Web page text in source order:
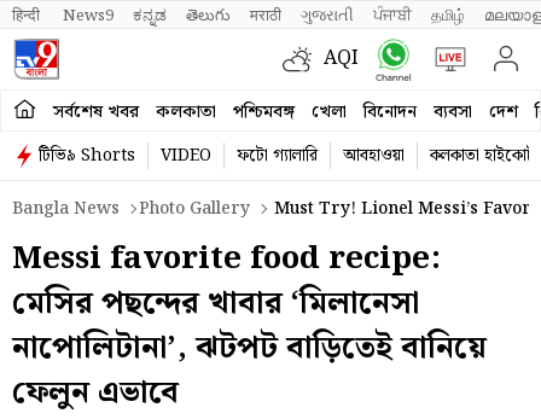
हिन्दी News9 ಕನ್ನಡ తెలుగు मराठी ગુજરાતી ਪੰਜਾਬੀ தமிழ்
AQI
সর্বশেষ খবর কলকাতা পশ্চিমবঙ্গ খেলা বিনোদন ব্যবসা দেশ
টিভি৯ Shorts VIDEO ফটো গ্যালারি আবহাওয়া
কলকাতা হাইকোর্ট
Bangla News
Photo Gallery Must Try! Lionel Messi’s
Messi favorite food recipe:
মেসির পছন্দের খাবার ‘মিলানেসা
নাপোলিটানা’, ঝটপট বাড়িতেই বানিয়ে
ফেলুন এভাবে